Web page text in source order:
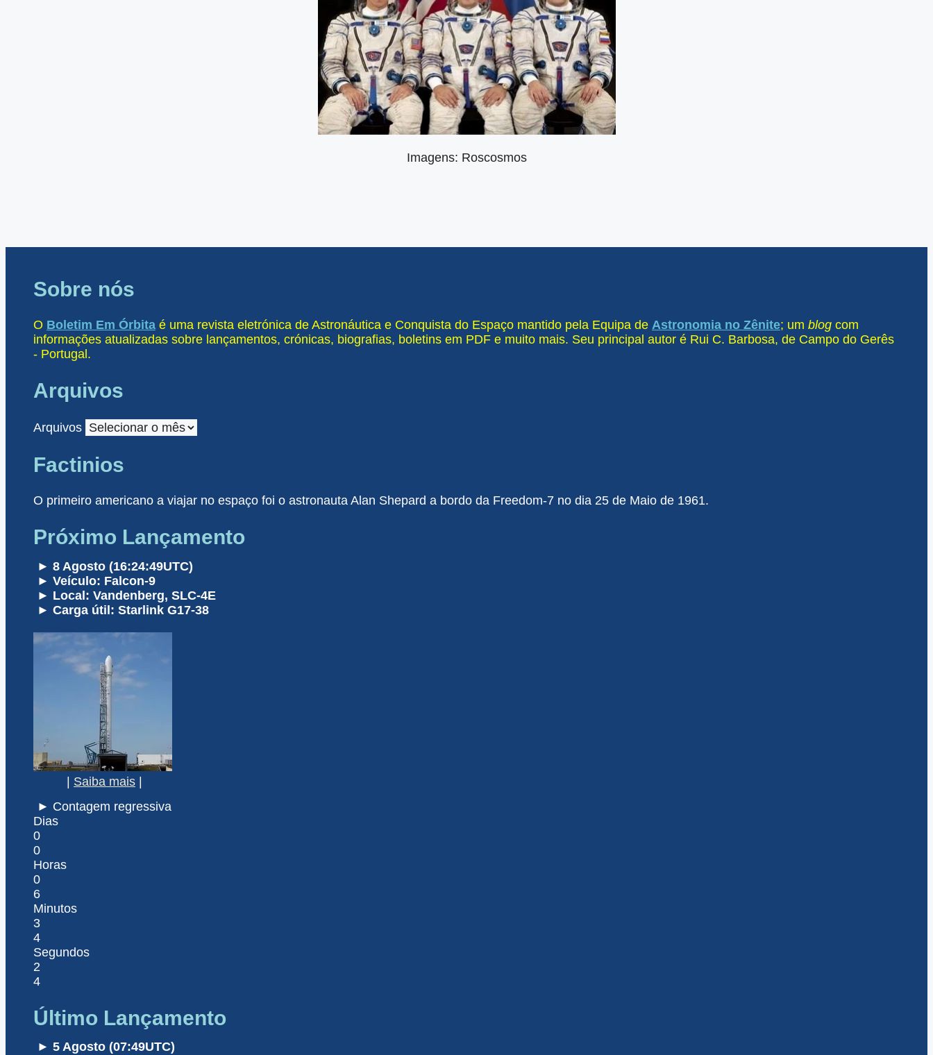
Imagens: Roscosmos
Sobre nós
O Boletim Em Órbita é uma revista eletrónica de Astronáutica e Conquista do Espaço mantido pela Equipa de Astronomia no Zênite; um blog com
informações atualizadas sobre lançamentos, crónicas, biografias, boletins em PDF e muito mais. Seu principal autor é Rui C. Barbosa, de Campo do Gerês
- Portugal.
Arquivos
Arquivos
Factinios
O primeiro americano a viajar no espaço foi o astronauta Alan Shepard a bordo da Freedom-7 no dia 25 de Maio de 1961.
Próximo Lançamento
► 8 Agosto (16:24:49UTC)
► Veículo: Falcon-9
► Local: Vandenberg, SLC-4E
► Carga útil: Starlink G17-38
| Saiba mais |
► Contagem regressiva
Dias
0
0
Horas
0
6
Minutos
3
4
Segundos
2
4
Último Lançamento
► 5 Agosto (07:49UTC)